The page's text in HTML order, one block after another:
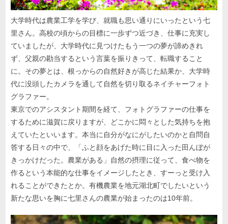
大学時代は農業工学を学び、就職も思い通りにいったという七
里さん。高校の頃からの目標に一歩ずつ近づき、仕事に充実し
ていましたが、大学時代に見つけたもう一つの夢が諦めきれ
ず、父親の勘当するという言葉を振りきって、転職すること
に。その夢とは、根っからの自然好きが高じた結果か、大学時
代に没頭したカメラを通して自然を切り取るネイチャーフォト
グラファー。
東京でのアシスタント期間を経て、フォトグラファーの仕事を
するために滋賀に戻りますが、どこかに悶々とした気持ちを抱
えていたといいます。本当に自分がなにがしたいのかと自問自
答する日々の中で、「ふと顔をあげた時に目に入った田んぼが
きっかけだった。農業がある」自然の摂理に従って、食べ物を
作るという本能的な仕事をイメージしたとき、すーっと受け入
れることができたとか。有機農業を地元湖北町でしたいという
新たな思いを胸に七里さんの農業が始まったのは10年前。